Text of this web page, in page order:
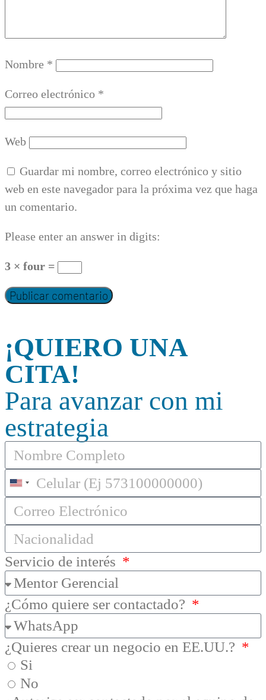
Nombre *
Correo electrónico *
Web
Guardar mi nombre, correo electrónico y sitio
web en este navegador para la próxima vez que haga
un comentario.
Please enter an answer in digits:
3 × four =
¡QUIERO UNA
CITA!
Para avanzar con mi
estrategia
United
States
+1
Servicio de interés
¿Cómo quiere ser contactado?
¿Quieres crear un negocio en EE.UU.?
Si
No